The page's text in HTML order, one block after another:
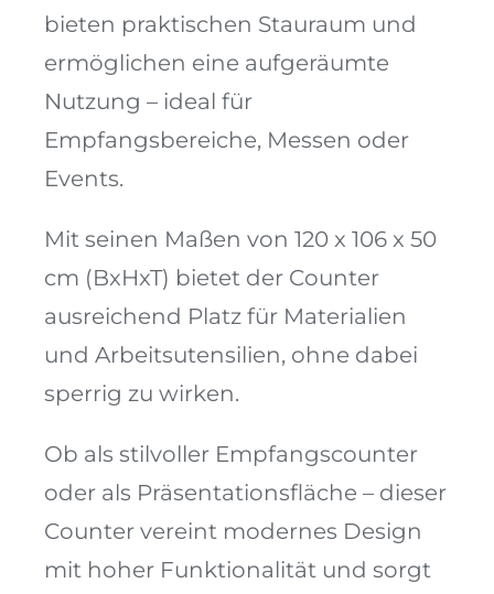
bieten praktischen Stauraum und
ermöglichen eine aufgeräumte
Nutzung – ideal für
Empfangsbereiche, Messen oder
Events.
Mit seinen Maßen von 120 x 106 x 50
cm (BxHxT) bietet der Counter
ausreichend Platz für Materialien
und Arbeitsutensilien, ohne dabei
sperrig zu wirken.
Ob als stilvoller Empfangscounter
oder als Präsentationsfläche – dieser
Counter vereint modernes Design
mit hoher Funktionalität und sorgt